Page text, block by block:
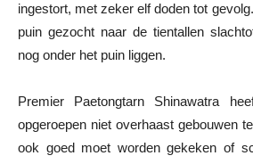
ingestort, met zeker elf doden tot
puin gezocht naar de tientallen
nog onder het puin liggen.
Premier Paetongtarn Shinawatra
opgeroepen niet overhaast gebouwen
ook goed moet worden gekeken of